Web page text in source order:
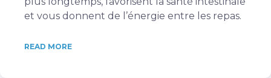
et vous donnent de l’énergie entre les repas.
READ MORE